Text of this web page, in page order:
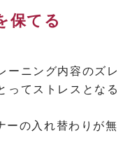
保てる
ーニング内容のズレ
ってストレスとなる
ーの入れ替わりが無